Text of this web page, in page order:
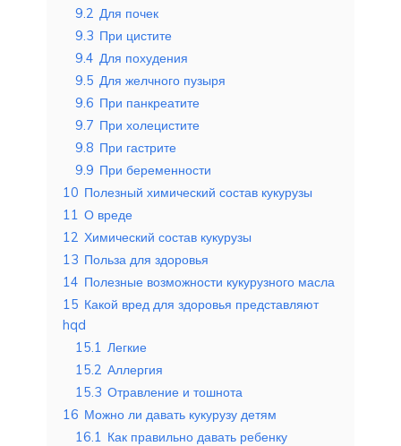
9.2 Для почек
9.3 При цистите
9.4 Для похудения
9.5 Для желчного пузыря
9.6 При панкреатите
9.7 При холецистите
9.8 При гастрите
9.9 При беременности
10 Полезный химический состав кукурузы
11 О вреде
12 Химический состав кукурузы
13 Польза для здоровья
14 Полезные возможности кукурузного масла
15 Какой вред для здоровья представляют
hqd
15.1 Легкие
15.2 Аллергия
15.3 Отравление и тошнота
16 Можно ли давать кукурузу детям
16.1 Как правильно давать ребенку